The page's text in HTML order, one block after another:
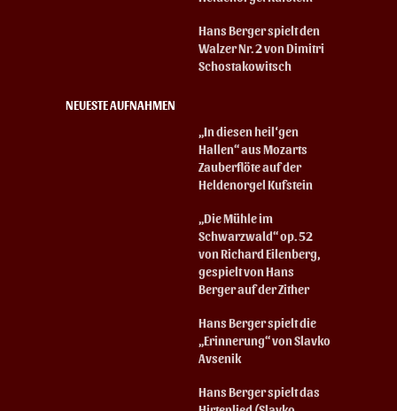
Hans Berger spielt den
Walzer Nr. 2 von Dimitri
Schostakowitsch
NEUESTE AUFNAHMEN
„In diesen heil‘gen
Hallen“ aus Mozarts
Zauberflöte auf der
Heldenorgel Kufstein
„Die Mühle im
Schwarzwald“ op. 52
von Richard Eilenberg,
gespielt von Hans
Berger auf der Zither
Hans Berger spielt die
„Erinnerung“ von Slavko
Avsenik
Hans Berger spielt das